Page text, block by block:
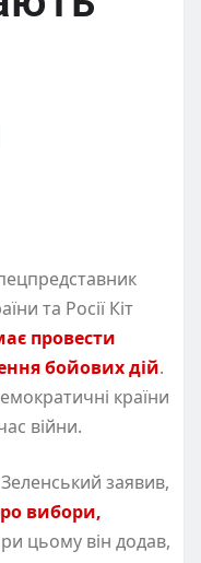
та Росії Кіт
провести
бойових дій.
країни
війни.
заявив,
вибори,
цьому він додав,